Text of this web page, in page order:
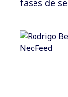
fases de